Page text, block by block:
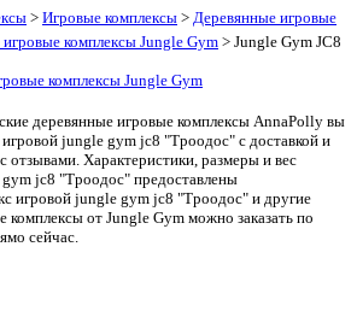
> Игровые комплексы > Деревянные игровые
комплексы Jungle Gym > Jungle Gym JC8
комплексы Jungle Gym
деревянные игровые комплексы AnnaPolly вы
jungle gym jc8 "Троодос" с доставкой и
отзывами. Характеристики, размеры и вес
jc8 "Троодос" предоставлены
игровой jungle gym jc8 "Троодос" и другие
комплексы от Jungle Gym можно заказать по
сейчас.